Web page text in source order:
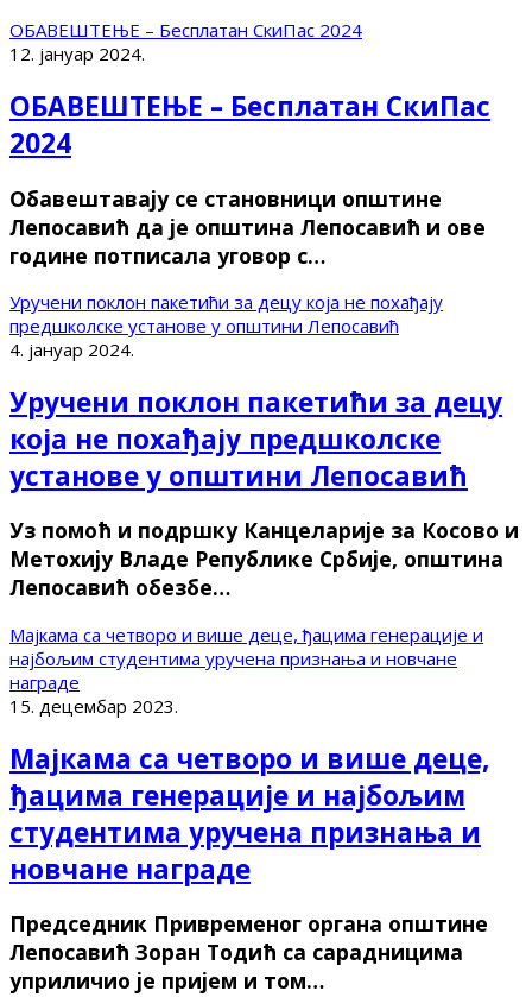
ОБАВЕШТЕЊЕ – Бесплатан СкиПас 2024
12. јануар 2024.
ОБАВЕШТЕЊЕ – Бесплатан СкиПас
2024
Обавештавају се становници општине
Лепосавић да је општина Лепосавић и ове
године потписала уговор с…
Уручени поклон пакетићи за децу која не похађају
предшколске установе у општини Лепосавић
4. јануар 2024.
Уручени поклон пакетићи за децу
која не похађају предшколске
установе у општини Лепосавић
Уз помоћ и подршку Канцеларије за Косово и
Метохију Владе Републике Србије, општина
Лепосавић обезбе…
Мајкама са четворо и више деце, ђацима генерације и
најбољим студентима уручена признања и новчане
награде
15. децембар 2023.
Мајкама са четворо и више деце,
ђацима генерације и најбољим
студентима уручена признања и
новчане награде
Председник Привременог органа општине
Лепосавић Зоран Тодић са сарадницима
уприличио је пријем и том…